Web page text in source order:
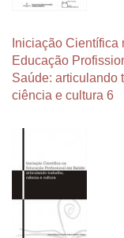
Iniciação Científica
Educação
Saúde: articulando
ciência e cultura 6